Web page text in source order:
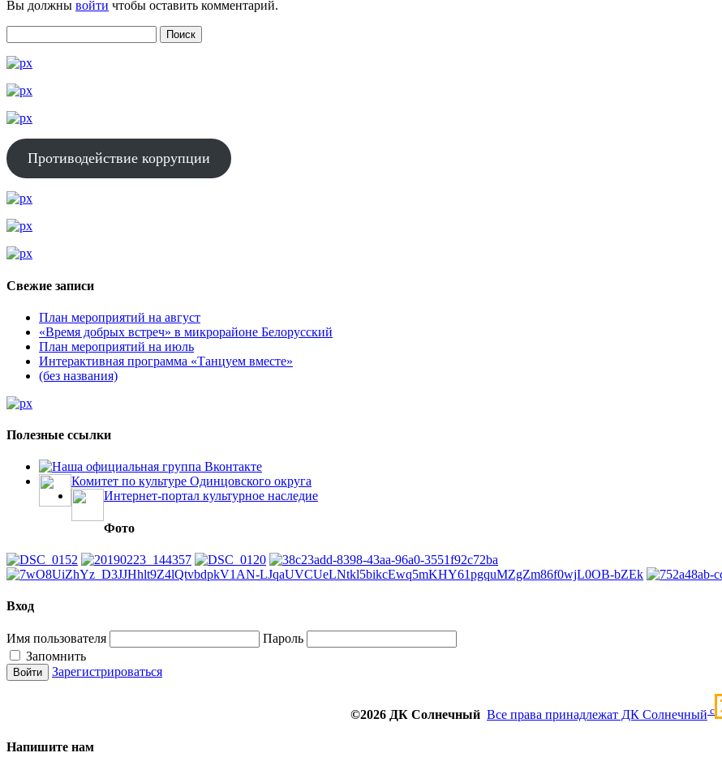
Вы должны войти чтобы оставить комментарий.
Противодействие коррупции
Свежие записи
План мероприятий на август
«Время добрых встреч» в микрорайоне Белорусский
План мероприятий на июль
Интерактивная программа «Танцуем вместе»
(без названия)
Полезные ссылки
Наша официальная группа Вконтакте
Комитет по культуре Одинцовского округа
Интернет-портал культурное наследие
Фото
Вход
Имя пользователя
Пароль
Запомнить
Зарегистрироваться
©2026 ДК Солнечный Все права принадлежат ДК Солнечный c
Напишите нам